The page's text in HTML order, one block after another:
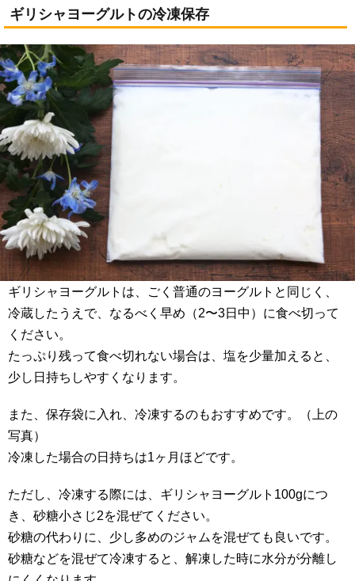
ギリシャヨーグルトの冷凍保存
ギリシャヨーグルトは、ごく普通のヨーグルトと同じく、
冷蔵したうえで、なるべく早め（2〜3日中）に食べ切って
ください。
たっぷり残って食べ切れない場合は、塩を少量加えると、
少し日持ちしやすくなります。
また、保存袋に入れ、冷凍するのもおすすめです。（上の
写真）
冷凍した場合の日持ちは1ヶ月ほどです。
ただし、冷凍する際には、ギリシャヨーグルト100gにつ
き、砂糖小さじ2を混ぜてください。
砂糖の代わりに、少し多めのジャムを混ぜても良いです。
砂糖などを混ぜて冷凍すると、解凍した時に水分が分離し